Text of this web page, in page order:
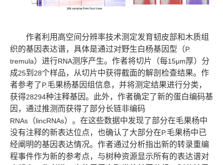
作者利用高空间分辨率技术测定发育韧皮部和木质组
织的基因表达谱，具体是通过对野生白杨基因型（P.
tremula）进行RNA测序产生。作者将切片（每15μm厚）分
成25到 28个样品，从切片中获得截面的解剖检查结果。作
者参考了P.毛果杨基因组信息，并将测定结果进行分类，
获得28294种注释基因。此外，作者确定了新的蛋白编码基
因，通过推测而获得了部分长链非编码
RNAs （lincRNAs）。在这些数据中发现了部分在毛果杨中
没有注释的新表达位点，也确认了大部分在P.毛果杨中已
经阐明的基因表达情况。作者通过分析指出新的转录重编
程事件作为新的参考点，与树种资源显示所有的表达谱对